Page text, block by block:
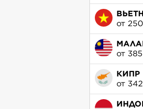
от
от 385
КИПР
от